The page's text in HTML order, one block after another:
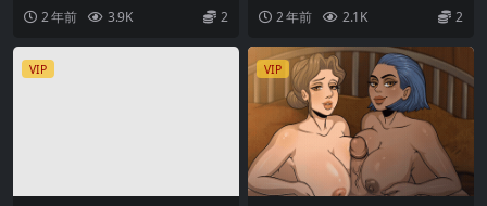
失效不补！【补得话有偿！】 将.z
i... 2 年前 3.9K 2
一款探索地牢、与少女们相遇、揭
开噩梦真相的游戏...
2 年前 2.1K 2
VIP VIP